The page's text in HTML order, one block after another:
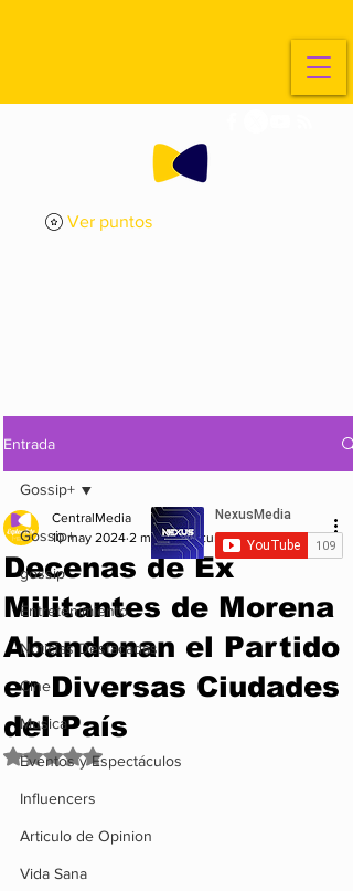
Ver puntos
Entrada
Gossip+
gossip
Entretenimiento
Noticias Destacadas
Cine
Musica
Eventos y Espectáculos
Influencers
Articulo de Opinion
Vida Sana
Gossip+
Decenas de Ex
Militantes de Morena
Abandonan el Partido
en Diversas Ciudades
del País
CentralMedia
10 may 2024 2 min de lectura
Obtuvo NaN de 5 estrellas.